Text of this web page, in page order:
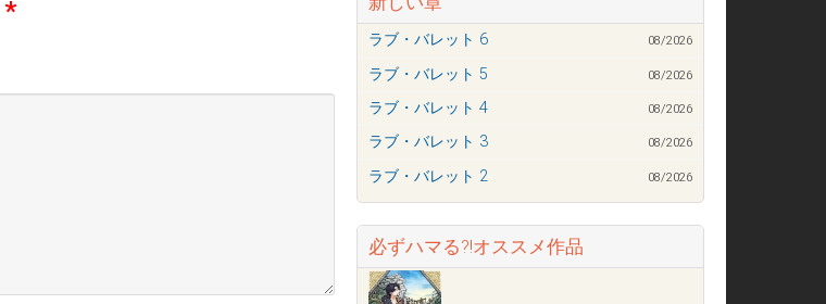
*
ラブ・バレット 6 08/2026
ラブ・バレット 5 08/2026
ラブ・バレット 4 08/2026
ラブ・バレット 3 08/2026
ラブ・バレット 2 08/2026
必ずハマる?!オススメ作品